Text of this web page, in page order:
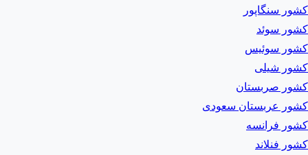
کشور سنگاپور
کشور سوئد
کشور سوئیس
کشور شیلی
کشور صربستان
کشور عربستان سعودی
کشور فرانسه
کشور فنلاند